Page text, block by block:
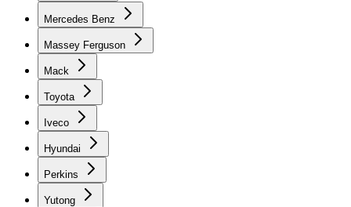
Mercedes Benz
Massey Ferguson
Mack
Toyota
Iveco
Hyundai
Perkins
Yutong